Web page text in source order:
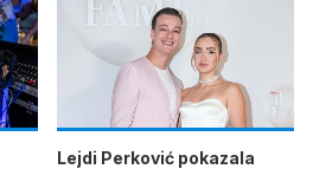
Lejdi Perković pokazala